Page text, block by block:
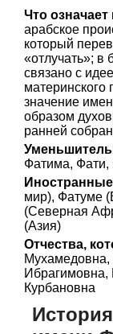
Что
арабское
который
«отлучать»; в
связано с
материнского
значение
образом
ранней
Фатима, Фати,
мир), Фатуме
(Северная
(Азия)
Отчества,
Мухамедовна,
Ибрагимовна,
Курбановна